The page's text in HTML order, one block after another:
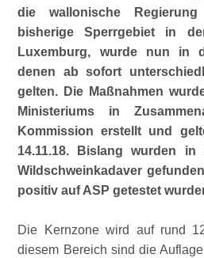
die wallonische
bisherige Sperrgebiet in
Luxemburg, wurde nun in
denen ab sofort
gelten. Die Maßnah­men
Ministeriums in
Kommission erstellt und
14.11.18. Bislang wurden in
Wildschweinkadaver
positiv auf ASP getestet
Die Kernzone wird auf rund
diesem Bereich sind die